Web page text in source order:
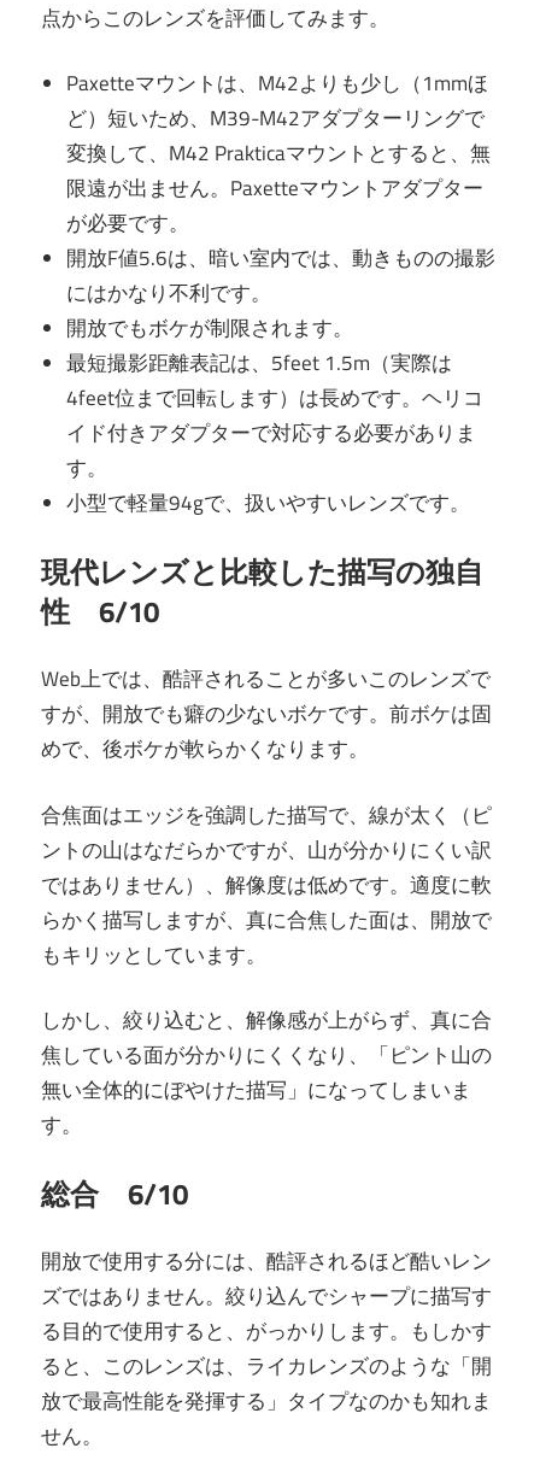
点からこのレンズを評価してみます。
Paxetteマウントは、M42よりも少し（1mmほ
ど）短いため、M39-M42アダプターリングで
変換して、M42 Prakticaマウントとすると、無
限遠が出ません。Paxetteマウントアダプター
が必要です。
開放F値5.6は、暗い室内では、動きものの撮影
にはかなり不利です。
開放でもボケが制限されます。
最短撮影距離表記は、5feet 1.5m（実際は
4feet位まで回転します）は長めです。ヘリコ
イド付きアダプターで対応する必要がありま
す。
小型で軽量94gで、扱いやすいレンズです。
現代レンズと比較した描写の独自
性 6/10
Web上では、酷評されることが多いこのレンズで
すが、開放でも癖の少ないボケです。前ボケは固
めで、後ボケが軟らかくなります。
合焦面はエッジを強調した描写で、線が太く（ピ
ントの山はなだらかですが、山が分かりにくい訳
ではありません）、解像度は低めです。適度に軟
らかく描写しますが、真に合焦した面は、開放で
もキリッとしています。
しかし、絞り込むと、解像感が上がらず、真に合
焦している面が分かりにくくなり、「ピント山の
無い全体的にぼやけた描写」になってしまいま
す。
総合 6/10
開放で使用する分には、酷評されるほど酷いレン
ズではありません。絞り込んでシャープに描写す
る目的で使用すると、がっかりします。もしかす
ると、このレンズは、ライカレンズのような「開
放で最高性能を発揮する」タイプなのかも知れま
せん。